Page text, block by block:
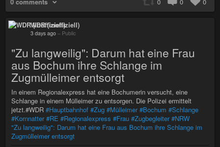
WDR (inoffiziell)
3 days ago – Public
"Zu langweilig": Darum hat eine Frau
aus Bochum ihre Schlange im
Zugmülleimer entsorgt
In einem Regionalexpress hat eine Bochumerin versucht, eine
Schlange in einem Mülleimer zu entsorgen. Die Polizei ermittelt
jetzt.#WDR #Hauptbahnhof #Zug #Mülleimer #Bochum #Schlange
#Kornnatter #RE #Regionalexpress #Frau #Zugbegleiter #NRW
"Zu langweilig": Darum hat eine Frau aus Bochum ihre Schlange im
Zugmülleimer entsorgt